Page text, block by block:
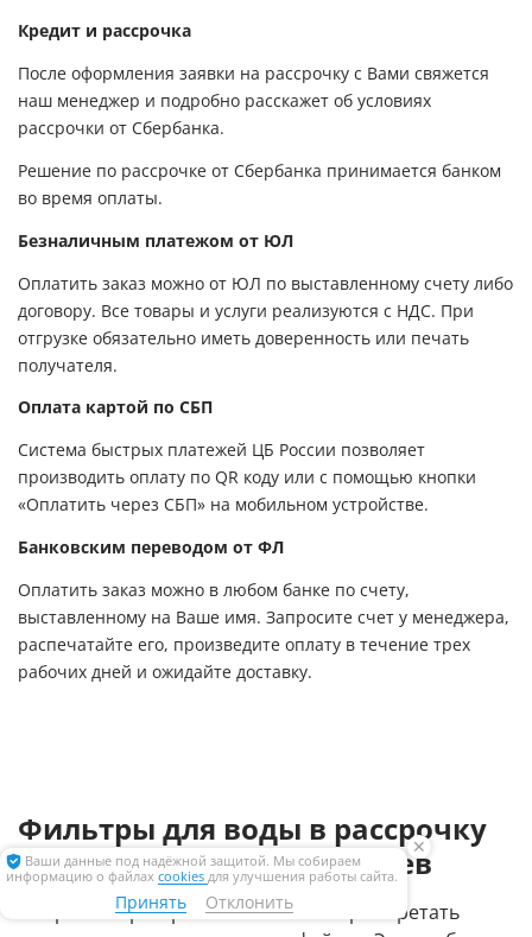
Кредит и рассрочка
После оформления заявки на рассрочку с Вами свяжется
наш менеджер и подробно расскажет об условиях
рассрочки от Сбербанка.
Решение по рассрочке от Сбербанка принимается банком
во время оплаты.
Безналичным платежом от ЮЛ
Оплатить заказ можно от ЮЛ по выставленному счету либо
договору. Все товары и услуги реализуются с НДС. При
отгрузке обязательно иметь доверенность или печать
получателя.
Оплата картой по СБП
Система быстрых платежей ЦБ России позволяет
производить оплату по QR коду или с помощью кнопки
«Оплатить через СБП» на мобильном устройстве.
Банковским переводом от ФЛ
Оплатить заказ можно в любом банке по счету,
выставленному на Ваше имя. Запросите счет у менеджера,
распечатайте его, произведите оплату в течение трех
рабочих дней и ожидайте доставку.
Фильтры для воды в рассрочку
без переплат до 12 месяцев
С сервисом рассрочек вы можете приобретать
Ваши данные под надёжной защитой. Мы собираем
информацию о файлах cookies для улучшения работы сайта.
Принять Отклонить
✕